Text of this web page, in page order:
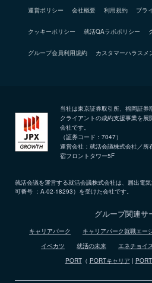
運営ポリシー 会社概要 利用規約 プラ
クッキーポリシー 就活QAラボポリシー
グループ会員利用規約 カスタマーハラスメ
当社は東京証券取引所、福岡証
クライアントの成約支援事業を展
会社です。
（証券コード：7047）
運営会社：就活会議株式会社／
宿フロントタワー5F
就活会議を運営する就活会議株式会社は、届出電
可番号 ：A-02-18293）を受けた会社です。